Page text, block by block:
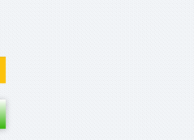
лимита. Никаких
по сервису нет.
погашения?
взимается 2,9% от общей